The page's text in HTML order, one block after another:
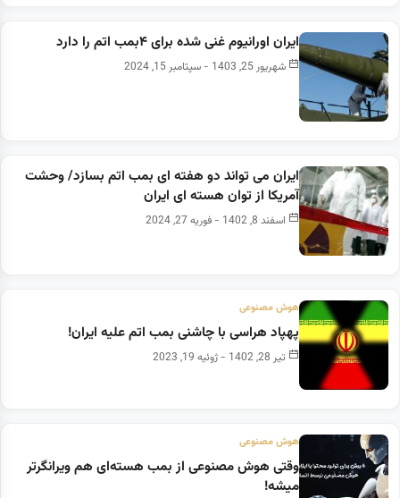
ایران اورانیوم غنی شده برای ۴بمب اتم را دارد
شهریور 25, 1403 - سپتامبر 15, 2024
ایران می تواند دو هفته ای بمب اتم بسازد/ وحشت
آمریکا از توان هسته ای ایران
اسفند 8, 1402 - فوریه 27, 2024
هوش مصنوعی
پهپاد هراسی با چاشنی بمب اتم علیه ایران!
تیر 28, 1402 - ژوئیه 19, 2023
هوش مصنوعی
وقتی هوش مصنوعی از بمب هسته‌ای هم ویرانگرتر
میشه!